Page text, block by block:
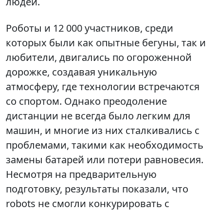
Роботы и 12 000 участников, среди
которых были как опытные бегуны, так и
любители, двигались по огороженной
дорожке, создавая уникальную
атмосферу, где технологии встречаются
со спортом. Однако преодоление
дистанции не всегда было легким для
машин, и многие из них сталкивались с
проблемами, такими как необходимость
замены батарей или потери равновесия.
Несмотря на предварительную
подготовку, результаты показали, что
robots не смогли конкурировать с